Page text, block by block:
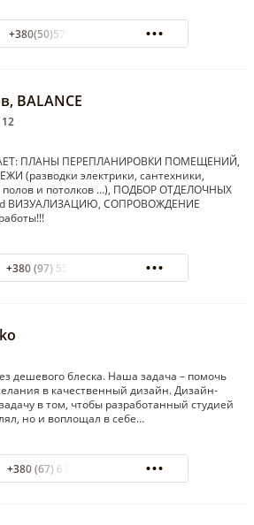
+380(50)579-44-80
BALANCE
ПЛАНЫ ПЕРЕПЛАНИРОВКИ ПОМЕЩЕНИЙ,
(разводки электрики, сантехники,
полов и потолков …), ПОДБОР ОТДЕЛОЧНЫХ
ВИЗУАЛИЗАЦИЮ, СОПРОВОЖДЕНИЕ
+380 (97) 551-93-39
дешевого блеска. Наша задача – помочь
в качественный дизайн. Дизайн-
в том, чтобы разработанный студией
но и воплощал в себе…
+380 (67) 619 36 63